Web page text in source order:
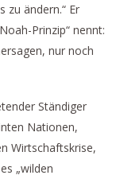
zu ändern.“ Er
Prinzip“ nennt:
nur noch
Ständiger
Nationen,
Wirtschaftskrise,
„wilden